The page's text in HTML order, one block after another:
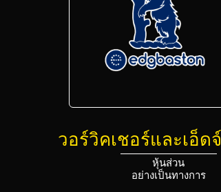
วอร์วิคเชอร์และเอ็ด
หุ้นส่วน
อย่างเป็นทางการ